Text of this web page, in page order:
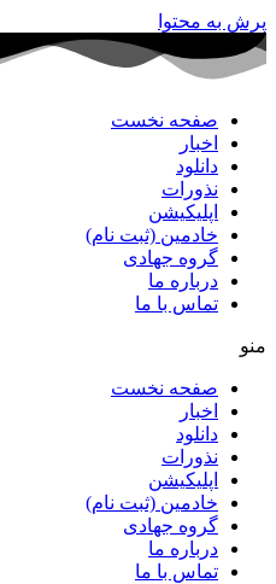
پرش به محتوا
صفحه نخست
اخبار
دانلود
نذورات
اپلیکیشن
خادمین (ثبت نام)
گروه جهادی
درباره ما
تماس با ما
منو
صفحه نخست
اخبار
دانلود
نذورات
اپلیکیشن
خادمین (ثبت نام)
گروه جهادی
درباره ما
تماس با ما